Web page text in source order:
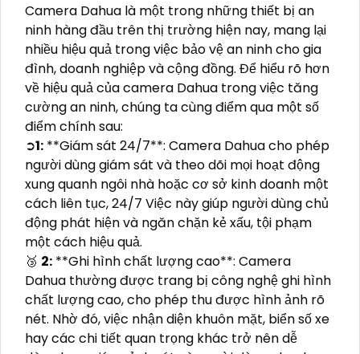
Camera Dahua là một trong những thiết bị an
ninh hàng đầu trên thị trường hiện nay, mang lại
nhiều hiệu quả trong việc bảo vệ an ninh cho gia
đình, doanh nghiệp và cộng đồng. Để hiểu rõ hơn
về hiệu quả của camera Dahua trong việc tăng
cường an ninh, chúng ta cùng điểm qua một số
điểm chính sau:
➲1: **Giám sát 24/7**: Camera Dahua cho phép
người dùng giám sát và theo dõi mọi hoạt động
xung quanh ngôi nhà hoặc cơ sở kinh doanh một
cách liên tục, 24/7 Việc này giúp người dùng chủ
động phát hiện và ngăn chặn kẻ xấu, tội phạm
một cách hiệu quả.
🥉 2: **Ghi hình chất lượng cao**: Camera
Dahua thường được trang bị công nghệ ghi hình
chất lượng cao, cho phép thu được hình ảnh rõ
nét. Nhờ đó, việc nhận diện khuôn mặt, biển số xe
hay các chi tiết quan trọng khác trở nên dễ